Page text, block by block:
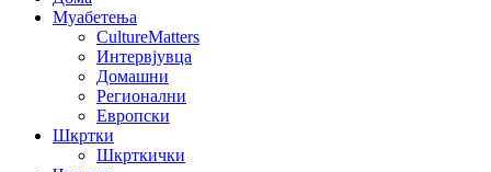
Муабетења
CultureMatters
Интервјувца
Домашни
Регионални
Европски
Шкртки
Шкрткички